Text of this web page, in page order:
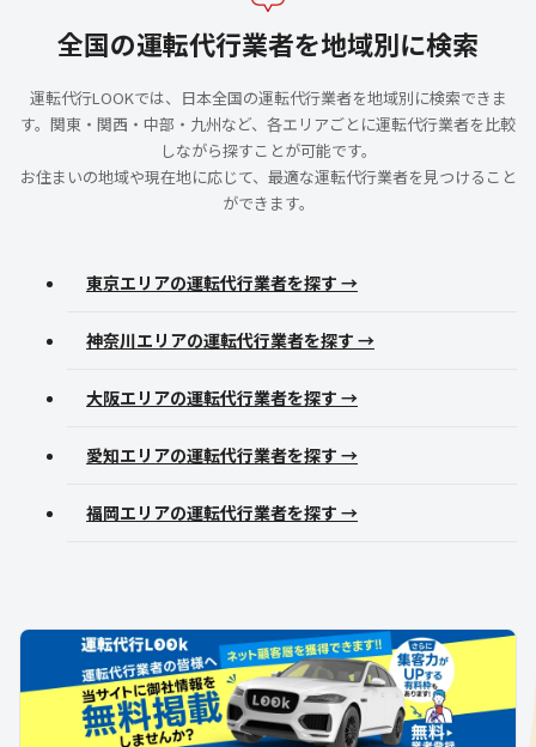
全国の運転代行業者を地域別に検索
運転代行LOOKでは、日本全国の運転代行業者を地域別に検索できま
す。関東・関西・中部・九州など、各エリアごとに運転代行業者を比較
しながら探すことが可能です。
お住まいの地域や現在地に応じて、最適な運転代行業者を見つけること
ができます。
東京エリアの運転代行業者を探す →
神奈川エリアの運転代行業者を探す →
大阪エリアの運転代行業者を探す →
愛知エリアの運転代行業者を探す →
福岡エリアの運転代行業者を探す →